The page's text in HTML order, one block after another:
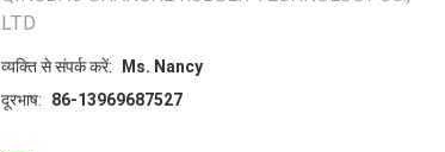
LTD
व्यक्ति से संपर्क करें:
Ms. Nancy
दूरभाष:
86-13969687527